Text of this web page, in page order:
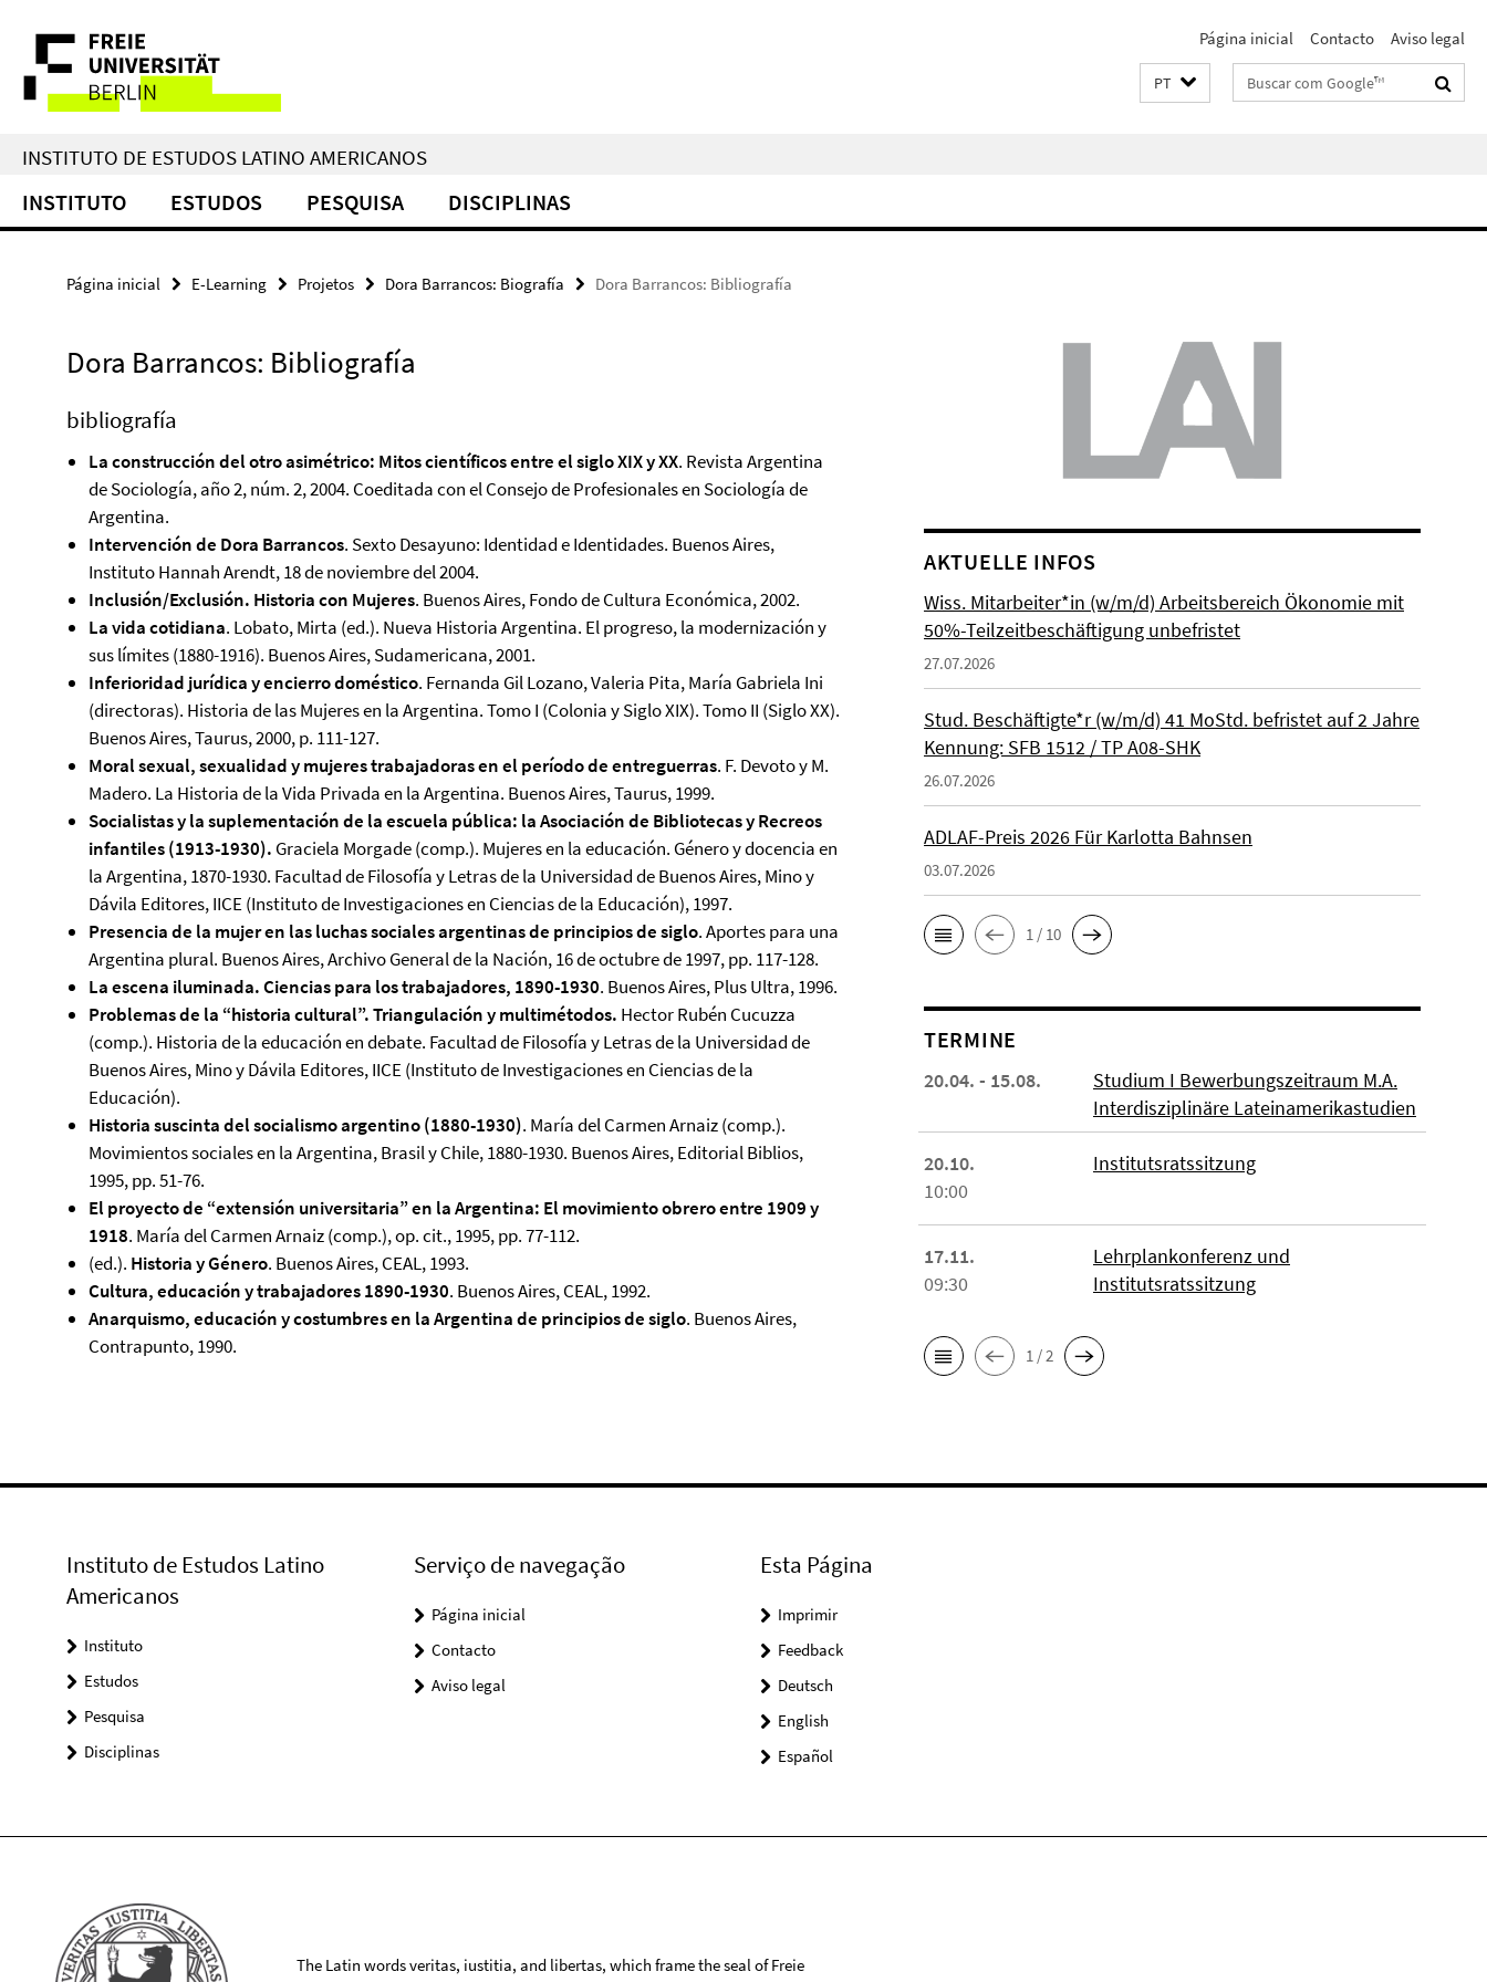
direkt
Inhalt
Serviço
de
navegação
Página inicial Contacto Aviso legal
PT Suchbegriffe
INSTITUTO DE ESTUDOS LATINO AMERICANOS
INSTITUTO ESTUDOS PESQUISA DISCIPLINAS
Página inicial E-Learning Projetos Dora Barrancos: Biografía Dora Barrancos: Bibliografía
Dora Barrancos: Bibliografía
bibliografía
La construcción del otro asimétrico: Mitos científicos entre el siglo XIX y XX. Revista Argentina
de Sociología, año 2, núm. 2, 2004. Coeditada con el Consejo de Profesionales en Sociología de
Argentina.
Intervención de Dora Barrancos. Sexto Desayuno: Identidad e Identidades. Buenos Aires,
Instituto Hannah Arendt, 18 de noviembre del 2004.
Inclusión/Exclusión. Historia con Mujeres. Buenos Aires, Fondo de Cultura Económica, 2002.
La vida cotidiana. Lobato, Mirta (ed.). Nueva Historia Argentina. El progreso, la modernización y
sus límites (1880-1916). Buenos Aires, Sudamericana, 2001.
Inferioridad jurídica y encierro doméstico. Fernanda Gil Lozano, Valeria Pita, María Gabriela Ini
(directoras). Historia de las Mujeres en la Argentina. Tomo I (Colonia y Siglo XIX). Tomo II (Siglo XX).
Buenos Aires, Taurus, 2000, p. 111-127.
Moral sexual, sexualidad y mujeres trabajadoras en el período de entreguerras. F. Devoto y M.
Madero. La Historia de la Vida Privada en la Argentina. Buenos Aires, Taurus, 1999.
Socialistas y la suplementación de la escuela pública: la Asociación de Bibliotecas y Recreos
infantiles (1913-1930). Graciela Morgade (comp.). Mujeres en la educación. Género y docencia en
la Argentina, 1870-1930. Facultad de Filosofía y Letras de la Universidad de Buenos Aires, Mino y
Dávila Editores, IICE (Instituto de Investigaciones en Ciencias de la Educación), 1997.
Presencia de la mujer en las luchas sociales argentinas de principios de siglo. Aportes para una
Argentina plural. Buenos Aires, Archivo General de la Nación, 16 de octubre de 1997, pp. 117-128.
La escena iluminada. Ciencias para los trabajadores, 1890-1930. Buenos Aires, Plus Ultra, 1996.
Problemas de la “historia cultural”. Triangulación y multimétodos. Hector Rubén Cucuzza
(comp.). Historia de la educación en debate. Facultad de Filosofía y Letras de la Universidad de
Buenos Aires, Mino y Dávila Editores, IICE (Instituto de Investigaciones en Ciencias de la
Educación).
Historia suscinta del socialismo argentino (1880-1930). María del Carmen Arnaiz (comp.).
Movimientos sociales en la Argentina, Brasil y Chile, 1880-1930. Buenos Aires, Editorial Biblios,
1995, pp. 51-76.
El proyecto de “extensión universitaria” en la Argentina: El movimiento obrero entre 1909 y
1918. María del Carmen Arnaiz (comp.), op. cit., 1995, pp. 77-112.
(ed.). Historia y Género. Buenos Aires, CEAL, 1993.
Cultura, educación y trabajadores 1890-1930. Buenos Aires, CEAL, 1992.
Anarquismo, educación y costumbres en la Argentina de principios de siglo. Buenos Aires,
Contrapunto, 1990.
AKTUELLE INFOS
Wiss. Mitarbeiter*in (w/m/d) Arbeitsbereich Ökonomie mit
50%-Teilzeitbeschäftigung unbefristet
27.07.2026
Stud. Beschäftigte*r (w/m/d) 41 MoStd. befristet auf 2 Jahre
Kennung: SFB 1512 / TP A08-SHK
26.07.2026
ADLAF-Preis 2026 Für Karlotta Bahnsen
03.07.2026
1 / 10
TERMINE
20.04. - 15.08.
Studium I Bewerbungszeitraum M.A.
Interdisziplinäre Lateinamerikastudien
20.10.
10:00
Institutsratssitzung
17.11.
09:30
Lehrplankonferenz und
Institutsratssitzung
1 / 2
Instituto de Estudos Latino
Americanos
Instituto
Estudos
Pesquisa
Disciplinas
Serviço de navegação
Página inicial
Contacto
Aviso legal
Esta Página
Imprimir
Feedback
Deutsch
English
Español
The Latin words veritas, iustitia, and libertas, which frame the seal of Freie